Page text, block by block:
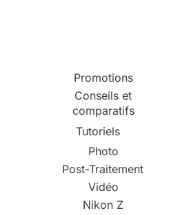
Promotions
Conseils et
comparatifs
Tutoriels
Photo
Post-Traitement
Vidéo
Nikon Z